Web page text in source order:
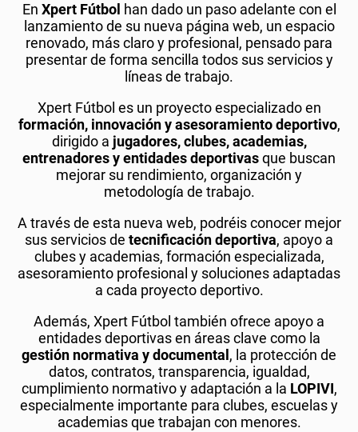
En Xpert Fútbol han dado un paso adelante con el
lanzamiento de su nueva página web, un espacio
renovado, más claro y profesional, pensado para
presentar de forma sencilla todos sus servicios y
líneas de trabajo.
Xpert Fútbol es un proyecto especializado en
formación, innovación y asesoramiento deportivo,
dirigido a jugadores, clubes, academias,
entrenadores y entidades deportivasque buscan
mejorar su rendimiento, organización y
metodología de trabajo.
A través de esta nueva web, podréis conocer mejor
sus servicios de tecnificación deportiva, apoyo a
clubes y academias, formación especializada,
asesoramiento profesional y soluciones adaptadas
a cada proyecto deportivo.
Además, Xpert Fútbol también ofrece apoyo a
entidades deportivas en áreas clave como la
gestión normativa y documental , la protección de
datos, contratos, transparencia, igualdad,
cumplimiento normativo y adaptación a la LOPIVI,
especialmente importante para clubes, escuelas y
academias que trabajan con menores.